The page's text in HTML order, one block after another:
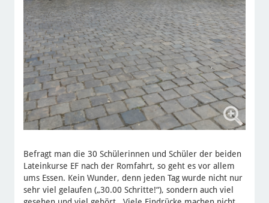
Befragt man die 30 Schülerinnen und Schüler der beiden
Lateinkurse EF nach der Romfahrt, so geht es vor allem
ums Essen. Kein Wunder, denn jeden Tag wurde nicht nur
sehr viel gelaufen („30.00 Schritte!“), sondern auch viel